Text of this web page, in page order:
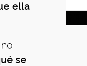
ella
se